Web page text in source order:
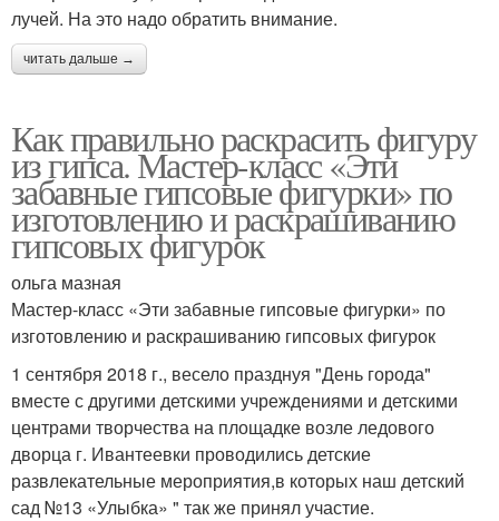
лучей. На это надо обратить внимание.
читать дальше →
Как правильно раскрасить фигуру
из гипса. Мастер-класс «Эти
забавные гипсовые фигурки» по
изготовлению и раскрашиванию
гипсовых фигурок
ольга мазная
Мастер-класс «Эти забавные гипсовые фигурки» по
изготовлению и раскрашиванию гипсовых фигурок
1 сентября 2018 г., весело празднуя "День города"
вместе с другими детскими учреждениями и детскими
центрами творчества на площадке возле ледового
дворца г. Ивантеевки проводились детские
развлекательные мероприятия,в которых наш детский
сад №13 «Улыбка» " так же принял участие.